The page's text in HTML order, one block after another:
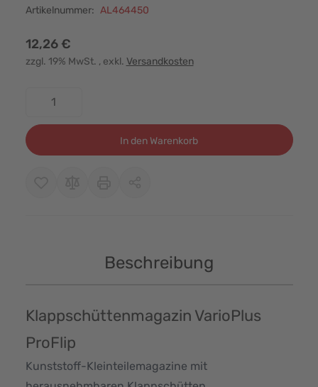
Artikelnummer: AL464450
12,26 €
zzgl. 19% MwSt. , exkl. Versandkosten
In den Warenkorb
Beschreibung
Klappschüttenmagazin VarioPlus
ProFlip
Kunststoff-Kleinteilemagazine mit